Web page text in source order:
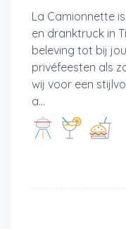
La Camionnette
en dranktruck in
beleving tot bij
privéfeesten als
wij voor een
a...